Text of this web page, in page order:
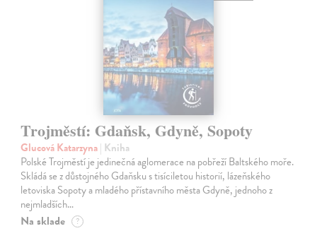
Trojměstí: Gdaňsk, Gdyně, Sopoty
Glucová Katarzyna| Kniha
Polské Trojměstí je jedinečná aglomerace na pobřeží Baltského moře.
Skládá se z důstojného Gdaňsku s tisíciletou historií, lázeňského
letoviska Sopoty a mladého přístavního města Gdyně, jednoho z
nejmladších…
Na sklade ?